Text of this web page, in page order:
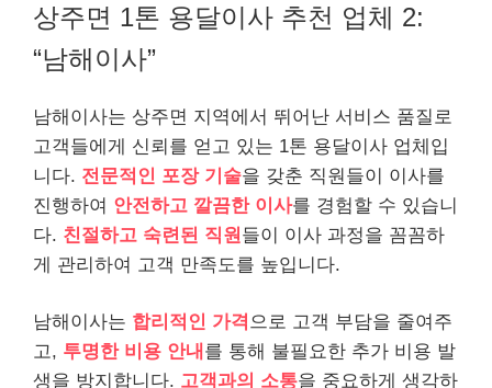
상주면 1톤 용달이사 추천 업체 2:
“남해이사”
남해이사는 상주면 지역에서 뛰어난 서비스 품질로
고객들에게 신뢰를 얻고 있는 1톤 용달이사 업체입
니다. 전문적인 포장 기술을 갖춘 직원들이 이사를
진행하여 안전하고 깔끔한 이사를 경험할 수 있습니
다. 친절하고 숙련된 직원들이 이사 과정을 꼼꼼하
게 관리하여 고객 만족도를 높입니다.
남해이사는 합리적인 가격 으로 고객 부담을 줄여주
고, 투명한 비용 안내 를 통해 불필요한 추가 비용 발
생을 방지합니다. 고객과의 소통을 중요하게 생각하